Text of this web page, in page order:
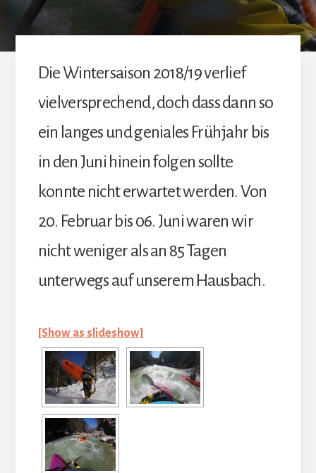
Die Wintersaison 2018/19 verlief
vielversprechend, doch dass dann so
ein langes und geniales Frühjahr bis
in den Juni hinein folgen sollte
konnte nicht erwartet werden. Von
20. Februar bis 06. Juni waren wir
nicht weniger als an 85 Tagen
unterwegs auf unserem Hausbach.
[Show as slideshow]